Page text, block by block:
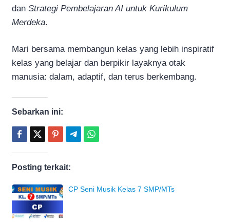
dan Strategi Pembelajaran AI untuk Kurikulum
Merdeka.
Mari bersama membangun kelas yang lebih inspiratif
kelas yang belajar dan berpikir layaknya otak
manusia: dalam, adaptif, dan terus berkembang.
Sebarkan ini:
Posting terkait:
CP Seni Musik Kelas 7 SMP/MTs